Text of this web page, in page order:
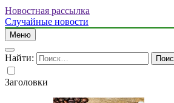
Новостная рассылка
Случайные новости
Меню
Найти:
Заголовки